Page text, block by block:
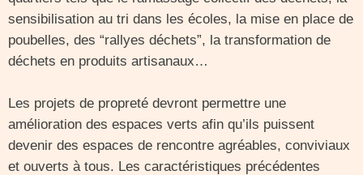
sensibilisation au tri dans les écoles, la mise en place de
poubelles, des “rallyes déchets”, la transformation de
déchets en produits artisanaux…
Les projets de propreté devront permettre une
amélioration des espaces verts afin qu’ils puissent
devenir des espaces de rencontre agréables, conviviaux
et ouverts à tous. Les caractéristiques précédentes